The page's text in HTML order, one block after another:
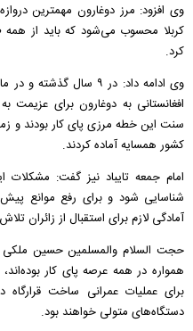
وی افزود: مرز دوغارون مهمترین
کربلا محسوب می‌شود که باید از همه
کرد.
وی ادامه داد: در ۹ سال
افغانستانی به دوغارون برای عزیمت
سنت این خطه مرزی پای کار بودند و
کشور همسایه آماده کردند.
امام جمعه تایباد نیز گفت:
شناسایی شود و برای رفع موانع
آمادگی لازم برای استقبال از زائران
حجت السلام والمسلمین حسین ملکی
همواره در همه عرصه پای کار
برای عملیات عمرانی ساخت قرارگاه
دستگاه‌های متولی خواهند بود.